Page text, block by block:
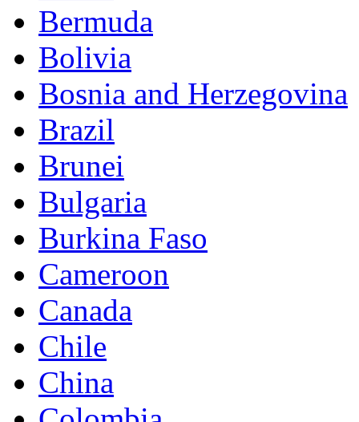
Bermuda
Bolivia
Bosnia and Herzegovina
Brazil
Brunei
Bulgaria
Burkina Faso
Cameroon
Canada
Chile
China